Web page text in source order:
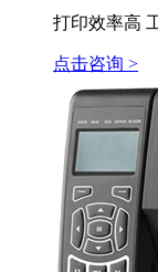
打印效率高
点击咨询 >